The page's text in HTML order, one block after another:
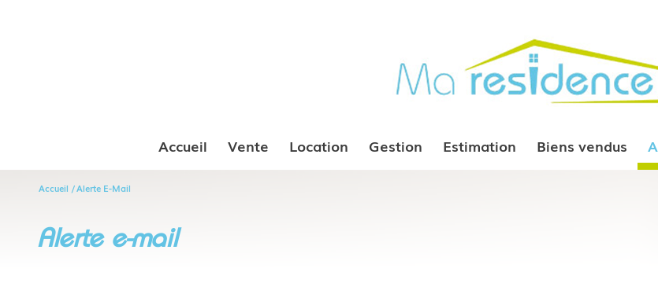
Accueil Vente Location Gestion Estimation Biens vendus
Accueil Alerte E-Mail
alerte e-mail